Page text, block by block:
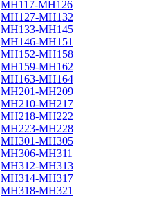
МН117-МН126
МН127-МН132
МН133-МН145
МН146-МН151
МН152-МН158
МН159-МН162
МН163-МН164
МН201-МН209
МН210-МН217
МН218-МН222
МН223-МН228
МН301-МН305
МН306-МН311
МН312-МН313
МН314-МН317
МН318-МН321